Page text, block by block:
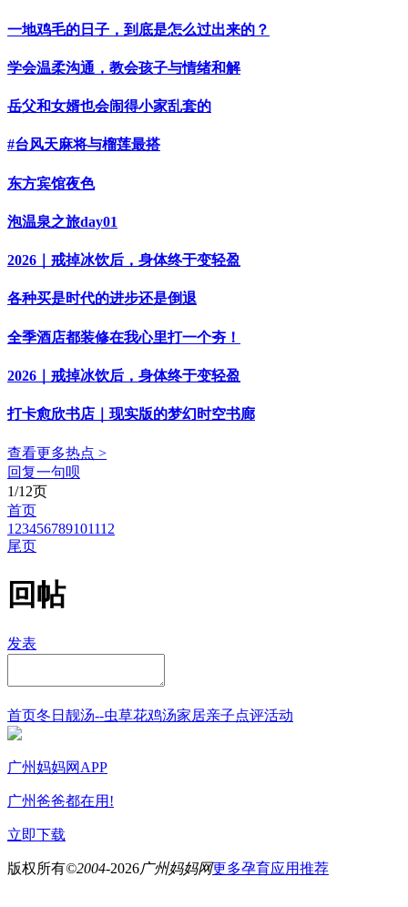
一地鸡毛的日子，到底是怎么过出来的？
学会温柔沟通，教会孩子与情绪和解
岳父和女婿也会闹得小家乱套的
#台风天麻将与榴莲最搭
东方宾馆夜色
泡温泉之旅day01
2026｜戒掉冰饮后，身体终于变轻盈
各种买是时代的进步还是倒退
全季酒店都装修在我心里打一个夯！
2026｜戒掉冰饮后，身体终于变轻盈
打卡愈欣书店｜现实版的梦幻时空书廊
查看更多热点 >
回复一句呗
1/12页
首页
1 23456789101112
尾页
回帖
发表
首页冬日靓汤--虫草花鸡汤家居亲子点评活动
广州妈妈网APP
广州爸爸都在用!
立即下载
版权所有©2004-2026广州妈妈网更多孕育应用推荐